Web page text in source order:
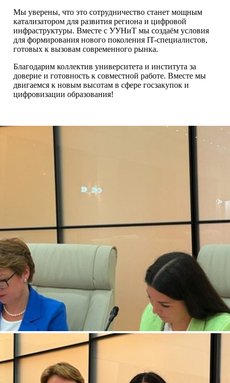
Мы уверены, что это сотрудничество станет мощным
катализатором для развития региона и цифровой
инфраструктуры. Вместе с УУНиТ мы создаём условия
для формирования нового поколения IT-специалистов,
готовых к вызовам современного рынка.
Благодарим коллектив университета и института за
доверие и готовность к совместной работе. Вместе мы
двигаемся к новым высотам в сфере госзакупок и
цифровизации образования!